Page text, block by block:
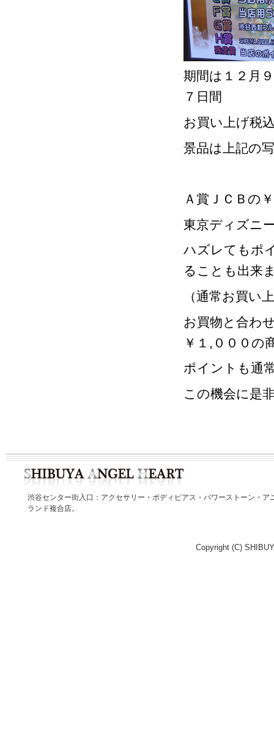
期間は１２月
７日間
お買い上げ税
景品は上記の
Ａ賞ＪＣＢの
東京ディズニ
ハズレてもポ
ることも出来
（通常お買い
お買物と合わ
￥１,０００の
ポイントも通
この機会に是
渋谷センター街入口：アクセサリー・ボディピアス・パワーストーン・ア
ランド複合店。
Copyright (C)